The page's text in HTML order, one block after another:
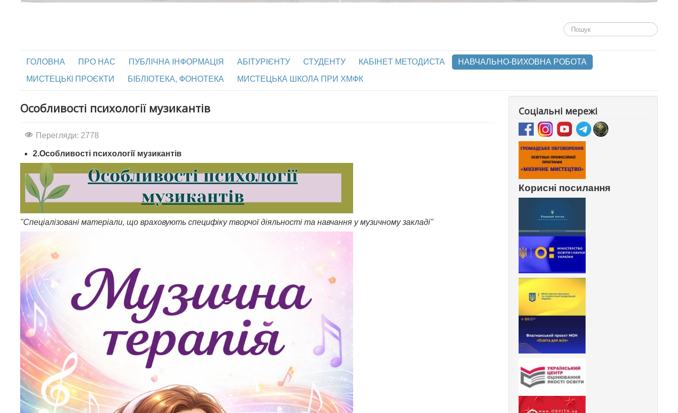
Пошук...
ГОЛОВНА ПРО НАС ПУБЛІЧНА ІНФОРМАЦІЯ АБІТУРІЄНТУ СТУДЕНТУ КАБІНЕТ МЕТОДИСТА
НАВЧАЛЬНО-ВИХОВНА РОБОТА
МИСТЕЦЬКІ ПРОЄКТИ
БІБЛІОТЕКА, ФОНОТЕКА МИСТЕЦЬКА ШКОЛА ПРИ ХМФК
Особливості психології музикантів
Перегляди: 2778
2.Особливості психології музикантів
"Спеціалізовані матеріали, що враховують специфіку творчої діяльності та навчання у музичному закладі"
Соціальні мережі
Корисні посилання